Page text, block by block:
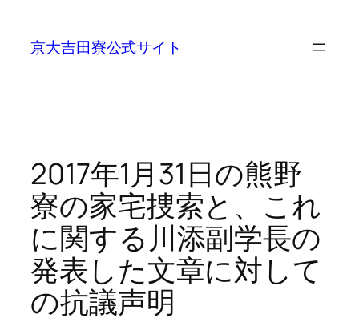
京大吉田寮公式サイト
2017年1月31日の熊野
寮の家宅捜索と、これ
に関する川添副学長の
発表した文章に対して
の抗議声明